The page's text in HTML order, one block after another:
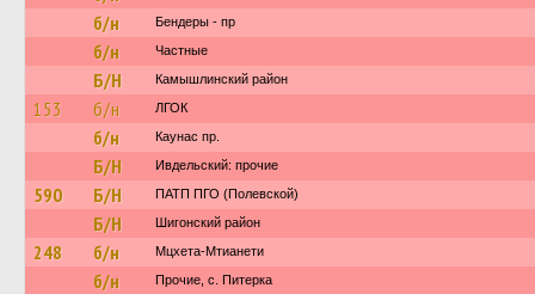
б/н Бендеры - пр
б/н Частные
Б/Н Камышлинский район
153 б/н ЛГОК
б/н Каунас пр.
Б/Н Ивдельский: прочие
590 Б/Н ПАТП ПГО (Полевской)
Б/Н Шигонский район
248 б/н Мцхета-Мтианети
б/н Прочие, с. Питерка